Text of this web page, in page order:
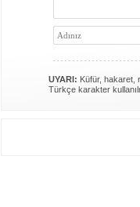
UYARI: Küfür, hakaret,
Türkçe karakter